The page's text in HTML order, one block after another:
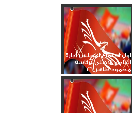
اول اجتماع لمجلس ادارة
النادى الاهلى برئاسة
محمود طاهر_26